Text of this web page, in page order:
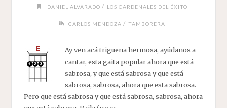
DANIEL ALVARADO / LOS CARDENALES DEL ÉXITO
CARLOS MENDOZA / TAMBORERA
Ay ven acá trigueña hermosa, ayúdanos a
cantar, esta gaita popular ahora que está
sabrosa, y que está sabrosa y que está
sabrosa, sabrosa, ahora que esta sabrosa.
Pero que está sabrosa y que está sabrosa, sabrosa, ahora